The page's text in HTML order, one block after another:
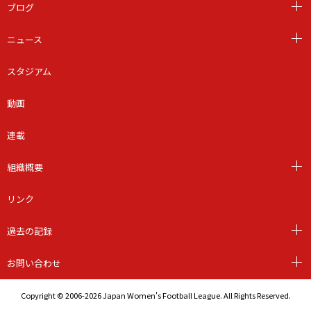
ブログ
ニュース
スタジアム
動画
連載
組織概要
リンク
過去の記録
お問い合わせ
Copyright © 2006-2026 Japan Women's Football League. All Rights Reserved.